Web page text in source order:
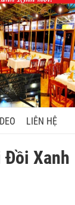
LIÊN HỆ
Đồi Xanh